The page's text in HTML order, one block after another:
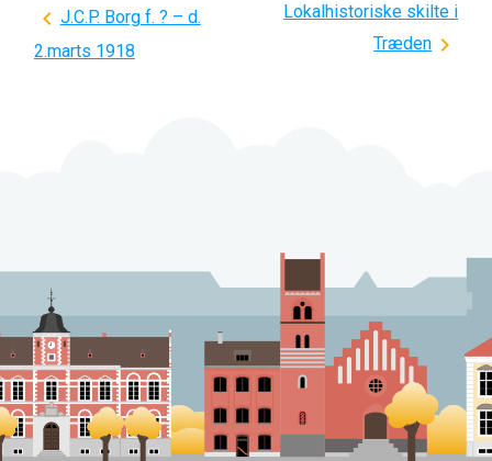
Indlægsnavigation
J.C.P. Borg f. ? – d.
2.marts 1918
Lokalhistoriske skilte i
Træden